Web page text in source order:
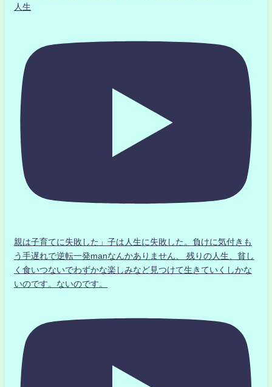
人生
親は子育てに失敗した」子は人生に失敗した。負けに気付きも
う手遅れで逆転一発manなんかありません、 残りの人生、貧し
く食いつないでわずかな楽しみなど見つけて生きていくしかな
いのです。ないのです。